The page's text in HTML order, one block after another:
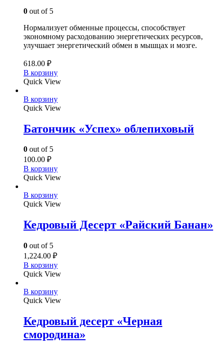
0 out of 5
Нормализует обменные процессы, способствует
экономному расходованию энергетических ресурсов,
улучшает энергетический обмен в мышцах и мозге.
618.00 ₽
В корзину
Quick View
В корзину
Quick View
Батончик «Успех» облепиховый
0 out of 5
100.00 ₽
В корзину
Quick View
В корзину
Quick View
Кедровый Десерт «Райский Банан»
0 out of 5
1,224.00 ₽
В корзину
Quick View
В корзину
Quick View
Кедровый десерт «Черная
смородина»